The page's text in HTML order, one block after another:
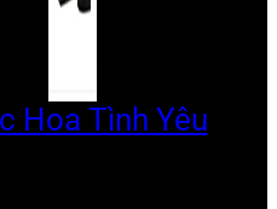
Hoa Tình Yêu